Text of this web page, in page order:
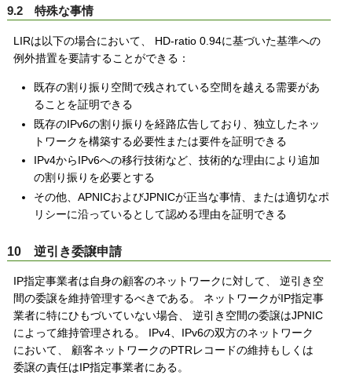
9.2 特殊な事情
LIRは以下の場合において、 HD-ratio 0.94に基づいた基準への
例外措置を要請することができる：
既存の割り振り空間で残されている空間を越える需要があ
ることを証明できる
既存のIPv6の割り振りを経路広告しており、独立したネッ
トワークを構築する必要性または要件を証明できる
IPv4からIPv6への移行技術など、技術的な理由により追加
の割り振りを必要とする
その他、APNICおよびJPNICが正当な事情、または適切なポ
リシーに沿っているとして認める理由を証明できる
10 逆引き委譲申請
IP指定事業者は自身の顧客のネットワークに対して、 逆引き空
間の委譲を維持管理するべきである。 ネットワークがIP指定事
業者に特にひもづいていない場合、 逆引き空間の委譲はJPNIC
によって維持管理される。 IPv4、IPv6の双方のネットワーク
において、 顧客ネットワークのPTRレコードの維持もしくは
委譲の責任はIP指定事業者にある。